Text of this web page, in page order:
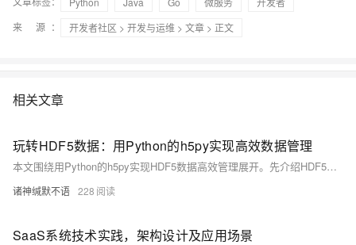
来 源：
开发者社区 > 开发与运维 > 文章 > 正文
相关文章
玩转HDF5数据：用Python的h5py实现高效数据管理
本文围绕用Python的h5py实现HDF5数据高效管理展开。先介绍HDF5优势，如层次分明、高效存储、跨平台等。接着讲解文件结构，展示h5py安装、文件流获取、数据读写等操作，还提及进阶技巧、查看数据软件、常见问题及参考资料。
诸神缄默不语 228
SaaS系统技术实践，架构设计及应用场景